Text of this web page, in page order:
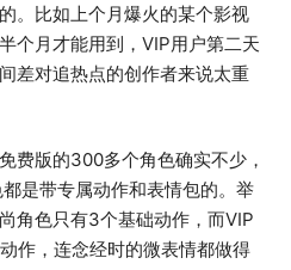
。比如上个月爆火的某个影视
个月才能用到，VIP用户第二天
差对追热点的创作者来说太重
费版的300多个角色确实不少，
是带专属动作和表情包的。举
角色只有3个基础动作，而VIP
作，连念经时的微表情都做得